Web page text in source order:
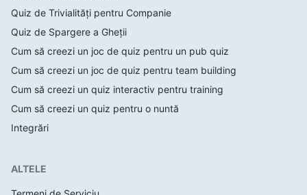
Quiz de Trivialități pentru Companie
Quiz de Spargere a Gheții
Cum să creezi un joc de quiz pentru un pub quiz
Cum să creezi un joc de quiz pentru team building
Cum să creezi un quiz interactiv pentru training
Cum să creezi un quiz pentru o nuntă
Integrări
ALTELE